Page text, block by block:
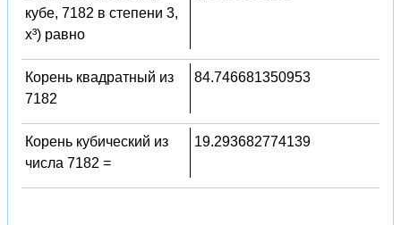
кубе, 7182 в степени 3,
x³) равно
Корень квадратный из
7182
84.746681350953
Корень кубический из
числа 7182 =
19.293682774139